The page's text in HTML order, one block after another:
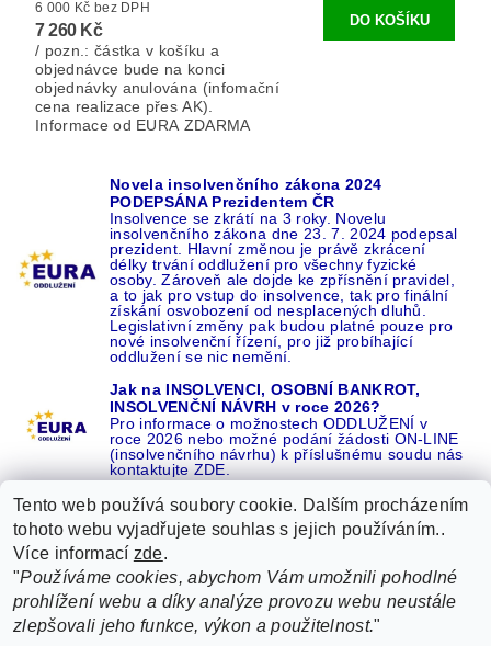
6 000 Kč bez DPH
7 260 Kč
/ pozn.: částka v košíku a
objednávce bude na konci
objednávky anulována (infomační
cena realizace přes AK).
Informace od EURA ZDARMA
Novela insolvenčního zákona 2024
PODEPSÁNA Prezidentem ČR
Insolvence se zkrátí na 3 roky. Novelu
insolvenčního zákona dne 23. 7. 2024 podepsal
prezident. Hlavní změnou je právě zkrácení
délky trvání oddlužení pro všechny fyzické
osoby. Zároveň ale dojde ke zpřísnění pravidel,
a to jak pro vstup do insolvence, tak pro finální
získání osvobození od nesplacených dluhů.
Legislativní změny pak budou platné pouze pro
nové insolvenční řízení, pro již probíhající
oddlužení se nic nemění.
Jak na INSOLVENCI, OSOBNÍ BANKROT,
INSOLVENČNÍ NÁVRH v roce 2026?
Pro informace o možnostech ODDLUŽENÍ v
roce 2026 nebo možné podání žádosti ON-LINE
(insolvenčního návrhu) k příslušnému soudu nás
kontaktujte ZDE.
Recenze o NÁS na GOOGLE 16 let REFERENCÍ v celé ČR |
Recenze o NÁS na SEZNAMU |
ŽÁDEJTE život BEZ DLUHŮ nebo EXEKUCÍ ZDE
Tento web používá soubory cookie. Dalším procházením
tohoto webu vyjadřujete souhlas s jejich používáním..
Více informací zde.
"Používáme cookies, abychom Vám umožnili pohodlné
prohlížení webu a díky analýze provozu webu neustále
zlepšovali jeho funkce, výkon a použitelnost."